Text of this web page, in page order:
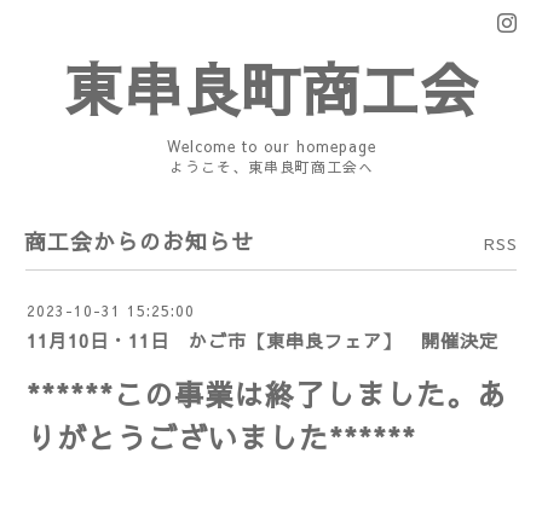
東串良町商工会
Welcome to our homepage
ようこそ、東串良町商工会へ
商工会からのお知らせ RSS
2023-10-31 15:25:00
11月10日・11日 かご市【東串良フェア】 開催決定
******この事業は終了しました。 あ
りがとうございました******